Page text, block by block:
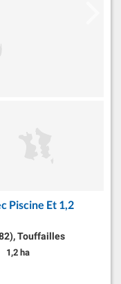
Piscine Et 1,2
Touffailles
Superficie du terrain:
1,2 ha